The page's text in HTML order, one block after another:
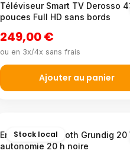
Téléviseur Smart TV Derosso 43
pouces Full HD sans bords
249,00 €
ou en 3x/4x sans frais
Ajouter au panier
Stock local
Enceinte Bluetooth Grundig 20
autonomie 20 h noire